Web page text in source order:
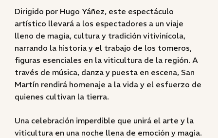
Dirigido por Hugo Yáñez, este espectáculo
artístico llevará a los espectadores a un viaje
lleno de magia, cultura y tradición vitivinícola,
narrando la historia y el trabajo de los tomeros,
figuras esenciales en la viticultura de la región. A
través de música, danza y puesta en escena, San
Martín rendirá homenaje a la vida y el esfuerzo de
quienes cultivan la tierra.
Una celebración imperdible que unirá el arte y la
viticultura en una noche llena de emoción y magia.